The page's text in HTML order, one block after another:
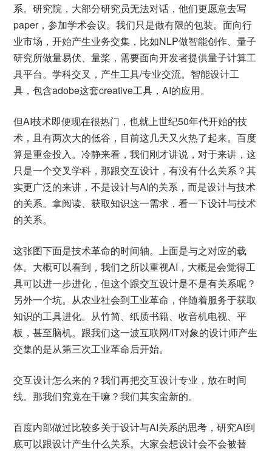
系。研究院，大部分研究员无法对话，他们更愿意去写
paper，参加学术会议。我们只是做有限的包装。面向行
业市场，开始产生业务交集，比如NLP做智能创作、量子
研究所做量易伏、量桨，需要面向开发者提供量子计算工
具平台。学科交叉，产生工具/专业交流。智能设计工
具，包含adobe这套creative工具，AI的应用。
但AI技术即便现在很热门，也就上世纪50年代开始的技
术，且有两次大的低谷，目前这几天又火热了起来。百度
算是重金投入。冷静来看，我们刚才讲说，对于来讲，这
只是一个交叉学科，那跟交互设计，有没有什么关系？其
实更广泛的来讲，不是设计与AI的关系，而是设计与技术
的关系。拿阅读、获取知识这一需求，看一下设计与技术
的关系。
这张图下面是技术革命的时间轴。上面是与之对应的载
体。大概可以看到，我们之所以重视AI，大概是会觉得工
具可以进一步进化，但这个跟交互设计是不是有关系呢？
另外一个坑。从农业社会到工业革命，伴随着服务于获取
知识的工具进化。从竹简、纸质书籍、收音机电视、平
板，甚至脑机。跟我们这一波互联网/IT对象的设计师产生
交集的是从第三次工业革命后开始。
交互设计怎么来的？我们再把交互设计专业，放在时间
线。那我们究竟在干嘛？我们其实蛮新的。
百度内部做过比较多关于设计与AI关系的思考，研究AI到
底可以跟设计产生什么关系。大家会想设计会不会被替